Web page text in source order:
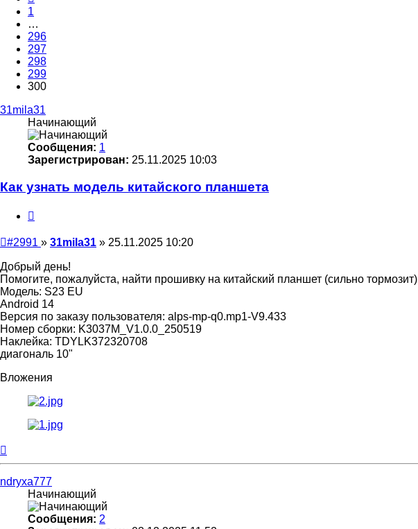
1
…
296
297
298
299
300
31mila31
Начинающий
Сообщения: 1
Зарегистрирован: 25.11.2025 10:03
Как узнать модель китайского планшета
Непрочитанное
#2991 » 31mila31 » 25.11.2025 10:20
Добрый день!
Помогите, пожалуйста, найти прошивку на китайский планшет (сильно тормозит)
Модель: S23 EU
Android 14
Версия по заказу пользователя: alps-mp-q0.mp1-V9.433
Номер сборки: K3037M_V1.0.0_250519
Наклейка: TDYLK372320708
диагональ 10"
Вложения
ndryxa777
Начинающий
Сообщения: 2